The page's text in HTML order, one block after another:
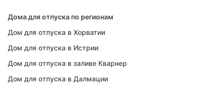
Дома для отпуска по регионам
Дом для отпуска в Хорватии
Дом для отпуска в Истрии
Дом для отпуска в заливе Кварнер
Дом для отпуска в Далмации